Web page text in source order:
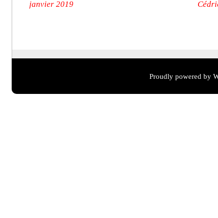
janvier 2019
Proudly powered by